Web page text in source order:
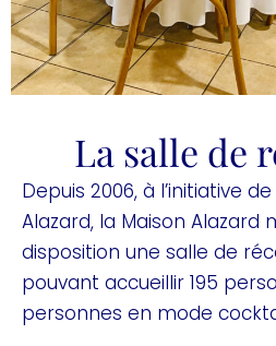
La salle de
Depuis 2006, à l’initiative
Alazard, la Maison Alazard
disposition une salle de
pouvant accueillir 195
personnes en mode